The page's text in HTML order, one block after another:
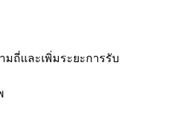
มถี่และเพิ่มระยะการรับ